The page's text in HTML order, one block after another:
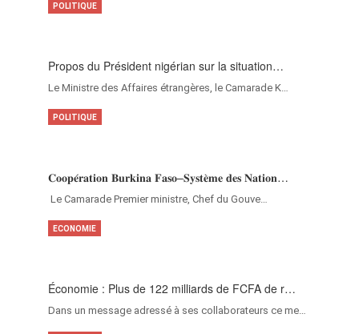
Propos du Président nigérian sur la situation…
Le Ministre des Affaires étrangères, le Camarade K…
POLITIQUE
𝐂𝐨𝐨𝐩𝐞́𝐫𝐚𝐭𝐢𝐨𝐧 𝐁𝐮𝐫𝐤𝐢𝐧𝐚 𝐅𝐚𝐬𝐨–𝐒𝐲𝐬𝐭𝐞̀𝐦𝐞 𝐝𝐞𝐬 𝐍𝐚𝐭𝐢𝐨𝐧…
‎Le Camarade Premier ministre, Chef du Gouve…
POLITIQUE
Économie : Plus de 122 milliards de FCFA de r…
Dans un message adressé à ses collaborateurs ce me…
ECONOMIE